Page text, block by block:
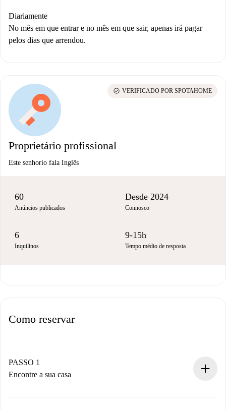
Diariamente
No mês em que entrar e no mês em que sair, apenas irá pagar
pelos dias que arrendou.
Proprietário profissional
Este senhorio fala Inglês
check_circle VERIFICADO POR SPOTAHOME
60
Anúncios publicados
Desde 2024
Connosco
6
Inquilinos
9-15h
Tempo médio de resposta
Como reservar
PASSO 1
Encontre a sua casa